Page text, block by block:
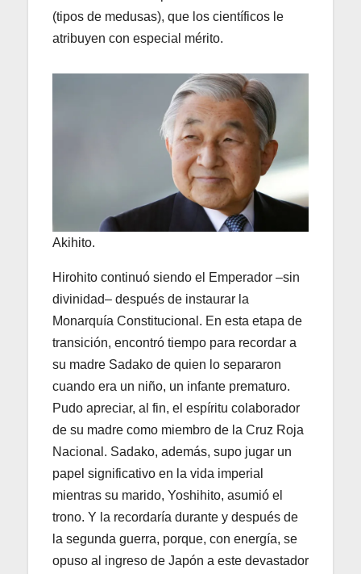
(tipos de medusas), que los científicos le
atribuyen con especial mérito.
Akihito.
Hirohito continuó siendo el Emperador –sin
divinidad– después de instaurar la
Monarquía Constitucional. En esta etapa de
transición, encontró tiempo para recordar a
su madre Sadako de quien lo separaron
cuando era un niño, un infante prematuro.
Pudo apreciar, al fin, el espíritu colaborador
de su madre como miembro de la Cruz Roja
Nacional. Sadako, además, supo jugar un
papel significativo en la vida imperial
mientras su marido, Yoshihito, asumió el
trono. Y la recordaría durante y después de
la segunda guerra, porque, con energía, se
opuso al ingreso de Japón a este devastador